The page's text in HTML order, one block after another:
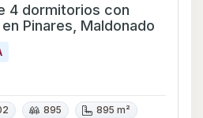
4 dormitorios con
Pinares, Maldonado
895
895 m²